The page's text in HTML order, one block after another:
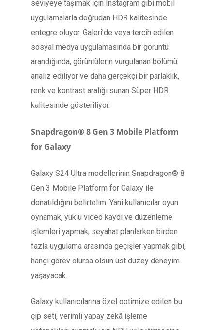
seviyeye taşımak için Instagram gibi mobil
uygulamalarla doğrudan HDR kalitesinde
entegre oluyor. Galeri’de veya tercih edilen
sosyal medya uygulamasında bir görüntü
arandığında, görüntülerin vurgulanan bölümü
analiz ediliyor ve daha gerçekçi bir parlaklık,
renk ve kontrast aralığı sunan Süper HDR
kalitesinde gösteriliyor.
Snapdragon® 8 Gen 3 Mobile Platform
for Galaxy
Galaxy S24 Ultra modellerinin Snapdragon® 8
Gen 3 Mobile Platform for Galaxy ile
donatıldığını belirtelim. Yani kullanıcılar oyun
oynamak, yüklü video kaydı ve düzenleme
işlemleri yapmak, seyahat planlarken birden
fazla uygulama arasında geçişler yapmak gibi,
hangi görev olursa olsun üst düzey deneyim
yaşayacak.
Galaxy kullanıcılarına özel optimize edilen bu
çip seti, verimli yapay zekâ işleme